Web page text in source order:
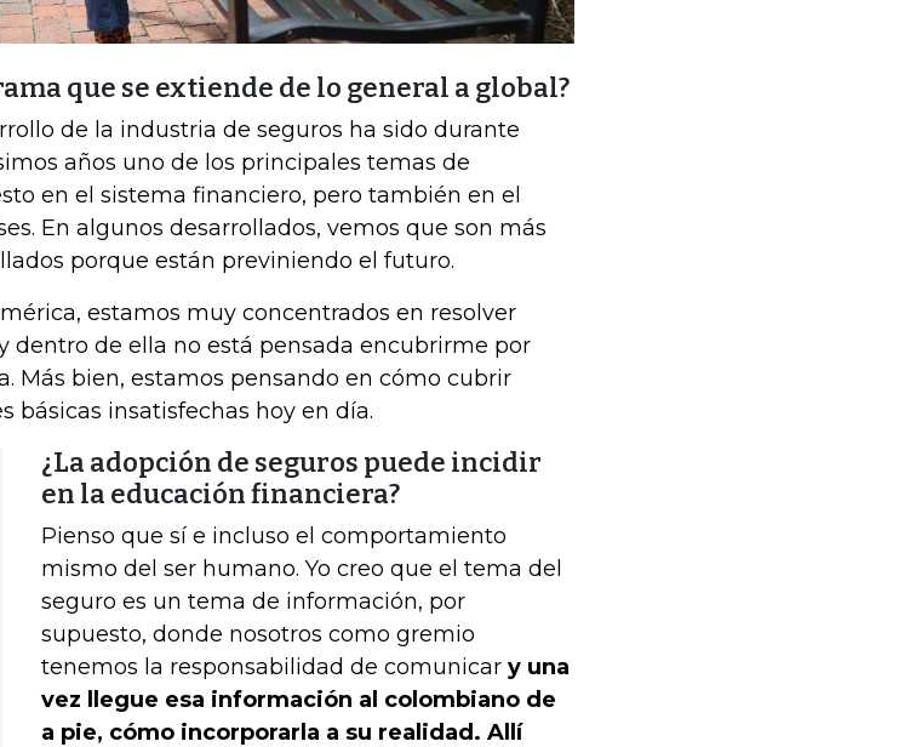
que se extiende de lo general a global?
de la industria de seguros ha sido durante
años uno de los principales temas de
en el sistema financiero, pero también en el
En algunos desarrollados, vemos que son más
porque están previniendo el futuro.
estamos muy concentrados en resolver
dentro de ella no está pensada encubrirme por
Más bien, estamos pensando en cómo cubrir
básicas insatisfechas hoy en día.
¿La adopción de seguros puede incidir
en la educación financiera?
Pienso que sí e incluso el comportamiento
mismo del ser humano. Yo creo que el tema del
seguro es un tema de información, por
supuesto, donde nosotros como gremio
tenemos la responsabilidad de comunicar y una
vez llegue esa información al colombiano de
a pie, cómo incorporarla a su realidad. Allí